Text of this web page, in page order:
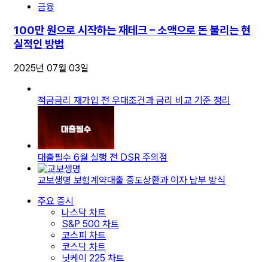
금융
100만 원으로 시작하는 재테크 – 소액으로 돈 불리는 현
실적인 방법
2025년 07월 03일
적금금리 재가입 전 우대조건과 금리 비교 기준 정리
대출필수 6월 실행 전 DSR 주의점
교보생명 보험계약대출 중도상환과 이자 납부 방식
주요 증시
나스닥 차트
S&P 500 차트
코스피 차트
코스닥 차트
닛케이 225 차트